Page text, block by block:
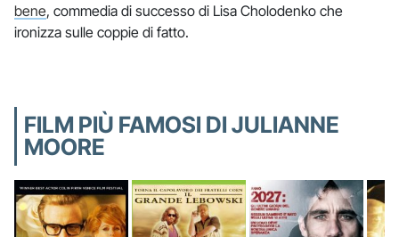
bene, commedia di successo di Lisa Cholodenko che
ironizza sulle coppie di fatto.
FILM PIÙ FAMOSI DI JULIANNE
MOORE